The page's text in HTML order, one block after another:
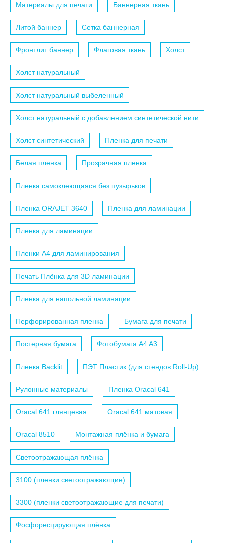
Материалы для печати Баннерная ткань
Литой баннер Сетка баннерная
Фронтлит баннер Флаговая ткань Холст
Холст натуральный
Холст натуральный выбеленный
Холст натуральный с добавлением синтетической нити
Холст синтетический Пленка для печати
Белая пленка Прозрачная пленка
Пленка самоклеющаяся без пузырьков
Пленка ORAJET 3640 Пленка для ламинации
Пленка для ламинации
Пленки A4 для ламинирования
Печать Плёнка для 3D ламинации
Пленка для напольной ламинации
Перфорированная пленка Бумага для печати
Постерная бумага Фотобумага A4 A3
Пленка Backlit ПЭТ Пластик (для стендов Roll-Up)
Рулонные материалы Пленка Oracal 641
Oracal 641 глянцевая Oracal 641 матовая
Oracal 8510 Монтажная плёнка и бумага
Светоотражающая плёнка
3100 (пленки светоотражающие)
3300 (пленки светоотражающие для печати)
Фосфоресцирующая плёнка